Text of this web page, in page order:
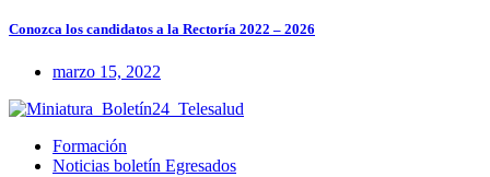
Conozca los candidatos a la Rectoría 2022 – 2026
marzo 15, 2022
Formación
Noticias boletín Egresados